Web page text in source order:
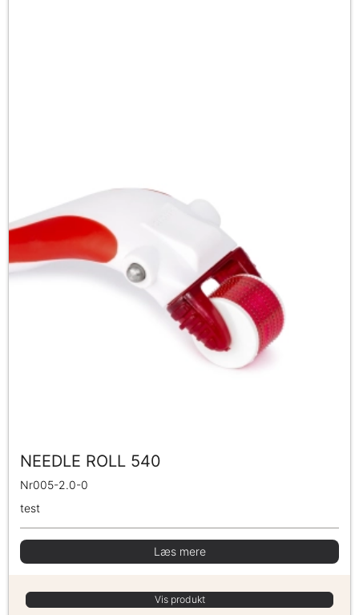
NEEDLE ROLL 540
Nr005-2.0-0
test
Læs mere
Vis produkt